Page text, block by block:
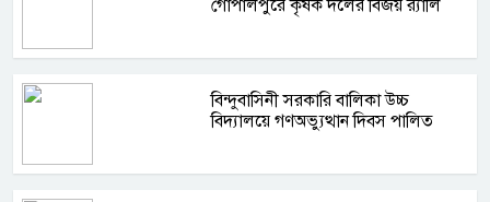
গোপালপুরে কৃষক দলের বিজয় র‍্যালি
বিন্দুবাসিনী সরকারি বালিকা উচ্চ
বিদ্যালয়ে গণঅভ্যুত্থান দিবস পালিত